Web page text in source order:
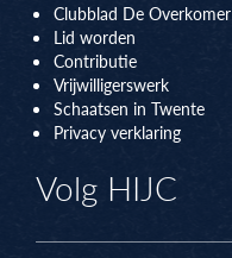
Clubblad De Overkomer
Lid worden
Contributie
Vrijwilligerswerk
Schaatsen in Twente
Privacy verklaring
Volg HIJC